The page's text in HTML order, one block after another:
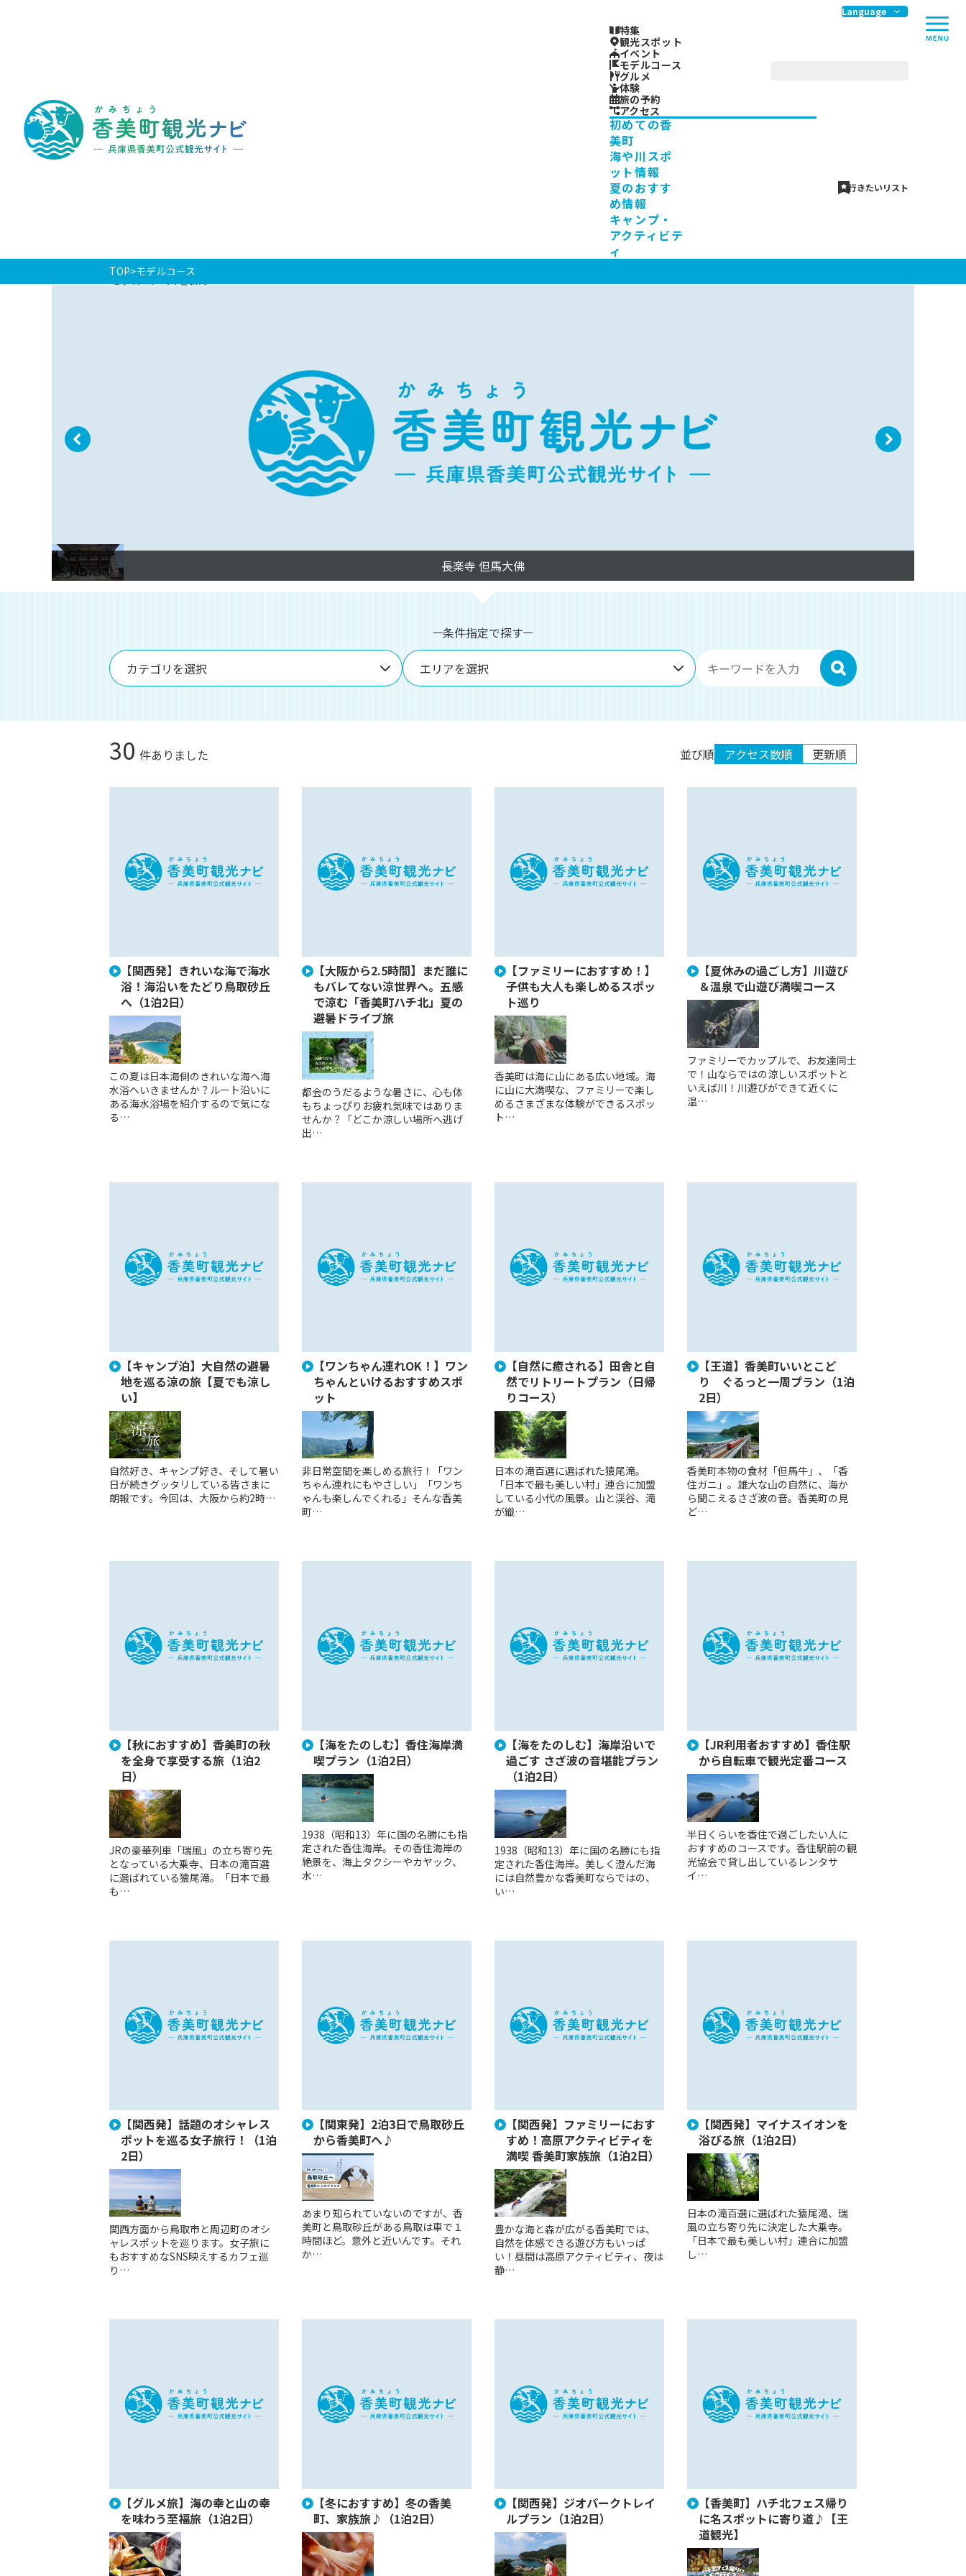
香
美
町
観
光
美
町
公
式
観
光
サ
Language
行きたいリスト
特集
観光スポット
イベント
モデルコース
グルメ
体験
旅の予約
アクセス
初めての香
美町
海や川スポ
ット情報
夏のおすす
め情報
キャンプ・
アクティビテ
ィ
TOP モデルコース
モデルコースを探す
P
vi
o
u
N
条件指定で探す
カテゴリを選択 エリアを選択 検索
30 件ありました 並び順 アクセス数順 更新順
【関西発】きれいな海で海水
浴！海沿いをたどり鳥取砂丘
へ（1泊2日）
この夏は日本海側のきれいな海へ海
水浴へいきませんか？ルート沿いに
ある海水浴場を紹介するので気にな
る…
【大阪から2.5時間】まだ誰に
もバレてない涼世界へ。五感
で涼む「香美町ハチ北」夏の
避暑ドライブ旅
都会のうだるような暑さに、心も体
もちょっぴりお疲れ気味ではありま
せんか？「どこか涼しい場所へ逃げ
出…
【ファミリーにおすすめ！】
子供も大人も楽しめるスポッ
ト巡り
香美町は海に山にある広い地域。海
に山に大満喫な、ファミリーで楽し
めるさまざまな体験ができるスポッ
ト…
【夏休みの過ごし方】川遊び
＆温泉で山遊び満喫コース
ファミリーでカップルで、お友達同士
で！山ならではの涼しいスポットと
いえば川！川遊びができて近くに
温…
【キャンプ泊】大自然の避暑
地を巡る涼の旅【夏でも涼し
い】
自然好き、キャンプ好き、そして暑い
日が続きグッタリしている皆さまに
朗報です。今回は、大阪から約2時…
【ワンちゃん連れOK！】ワン
ちゃんといけるおすすめスポ
ット
非日常空間を楽しめる旅行！「ワン
ちゃん連れにもやさしい」「ワンち
ゃんも楽しんでくれる」そんな香美
町…
【自然に癒される】田舎と自
然でリトリートプラン（日帰
りコース）
日本の滝百選に選ばれた猿尾滝。
「日本で最も美しい村」連合に加盟
している小代の風景。山と渓谷、滝
が織…
【王道】香美町いいとこど
り ぐるっと一周プラン（1泊
2日）
香美町本物の食材「但馬牛」、「香
住ガニ」。雄大な山の自然に、海か
ら聞こえるさざ波の音。香美町の見
ど…
【秋におすすめ】香美町の秋
を全身で享受する旅（1泊2
日）
JRの豪華列車「瑞風」の立ち寄り先
となっている大乗寺、日本の滝百選
に選ばれている猿尾滝。「日本で最
も…
【海をたのしむ】香住海岸満
喫プラン（1泊2日）
1938（昭和13）年に国の名勝にも指
定された香住海岸。その香住海岸の
絶景を、海上タクシーやカヤック、
水…
【海をたのしむ】海岸沿いで
過ごす さざ波の音堪能プラン
（1泊2日）
1938（昭和13）年に国の名勝にも指
定された香住海岸。美しく澄んだ海
には自然豊かな香美町ならではの、
い…
【JR利用者おすすめ】香住駅
から自転車で観光定番コース
半日くらいを香住で過ごしたい人に
おすすめのコースです。香住駅前の観
光協会で貸し出しているレンタサ
イ…
【関西発】話題のオシャレス
ポットを巡る女子旅行！（1泊
2日）
関西方面から鳥取市と周辺町のオシ
ャレスポットを巡ります。女子旅に
もおすすめなSNS映えするカフェ巡
り…
【関東発】2泊3日で鳥取砂丘
から香美町へ♪
あまり知られていないのですが、香
美町と鳥取砂丘がある鳥取は車で１
時間ほど。意外と近いんです。それ
か…
【関西発】ファミリーにおす
すめ！高原アクティビティを
満喫 香美町家族旅（1泊2日）
豊かな海と森が広がる香美町では、
自然を体感できる遊び方もいっぱ
い！昼間は高原アクティビティ、夜は
静…
【関西発】マイナスイオンを
浴びる旅（1泊2日）
日本の滝百選に選ばれた猿尾滝、瑞
風の立ち寄り先に決定した大乗寺。
「日本で最も美しい村」連合に加盟
し…
【グルメ旅】海の幸と山の幸
を味わう至福旅（1泊2日）
【冬におすすめ】冬の香美
町、家族旅♪（1泊2日）
【関西発】ジオパークトレイ
ルプラン（1泊2日）
【香美町】ハチ北フェス帰り
に名スポットに寄り道♪【王
道観光】